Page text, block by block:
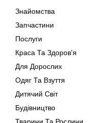
Знайомства
Запчастини
Послуги
Краса Та Здоров'я
Для Дорослих
Одяг Та Взуття
Дитячий Світ
Будівництво